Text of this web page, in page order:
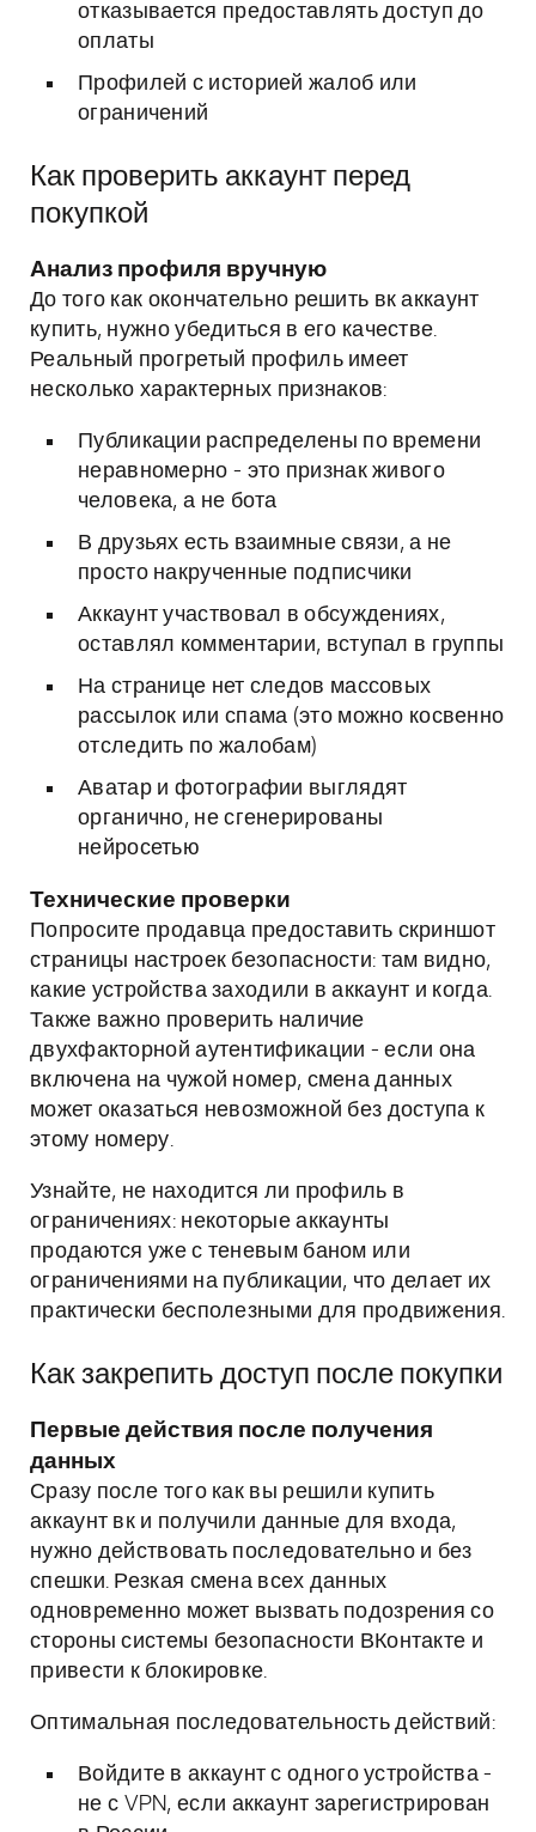
отказывается предоставлять доступ до
оплаты
Профилей с историей жалоб или
ограничений
Как проверить аккаунт перед
покупкой
Анализ профиля вручную
До того как окончательно решить вк аккаунт
купить, нужно убедиться в его качестве.
Реальный прогретый профиль имеет
несколько характерных признаков:
Публикации распределены по времени
неравномерно - это признак живого
человека, а не бота
В друзьях есть взаимные связи, а не
просто накрученные подписчики
Аккаунт участвовал в обсуждениях,
оставлял комментарии, вступал в группы
На странице нет следов массовых
рассылок или спама (это можно косвенно
отследить по жалобам)
Аватар и фотографии выглядят
органично, не сгенерированы
нейросетью
Технические проверки
Попросите продавца предоставить скриншот
страницы настроек безопасности: там видно,
какие устройства заходили в аккаунт и когда.
Также важно проверить наличие
двухфакторной аутентификации - если она
включена на чужой номер, смена данных
может оказаться невозможной без доступа к
этому номеру.
Узнайте, не находится ли профиль в
ограничениях: некоторые аккаунты
продаются уже с теневым баном или
ограничениями на публикации, что делает их
практически бесполезными для продвижения.
Как закрепить доступ после покупки
Первые действия после получения
данных
Сразу после того как вы решили купить
аккаунт вк и получили данные для входа,
нужно действовать последовательно и без
спешки. Резкая смена всех данных
одновременно может вызвать подозрения со
стороны системы безопасности ВКонтакте и
привести к блокировке.
Оптимальная последовательность действий:
Войдите в аккаунт с одного устройства -
не с VPN, если аккаунт зарегистрирован